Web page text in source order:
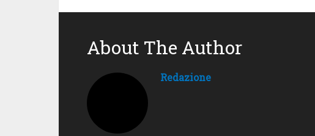
About The Author
Redazione